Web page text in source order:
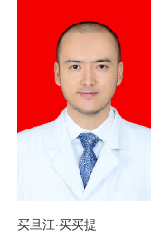
买旦江·买买提